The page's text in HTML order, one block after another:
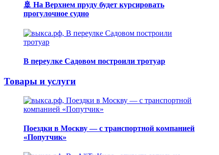
🚢 На Верхнем пруду будет курсировать
прогулочное судно
В переулке Садовом построили тротуар
Товары и услуги
Поездки в Москву — с транспортной компанией
«Попутчик»